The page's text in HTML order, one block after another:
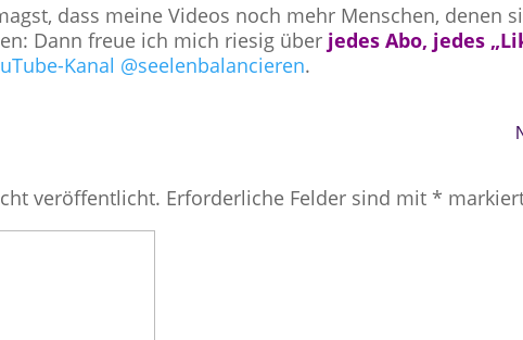
dass meine Videos noch mehr Menschen, denen
Dann freue ich mich riesig über jedes Abo, jedes
Kanal @seelenbalancieren.
veröffentlicht. Erforderliche Felder sind mit*